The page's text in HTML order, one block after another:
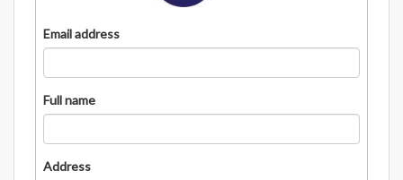
Email address
Full name
Address